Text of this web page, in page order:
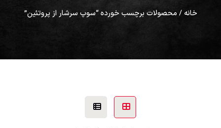
خانه / محصولات برچسب خورده “سوپ سرشار از پروتئین”